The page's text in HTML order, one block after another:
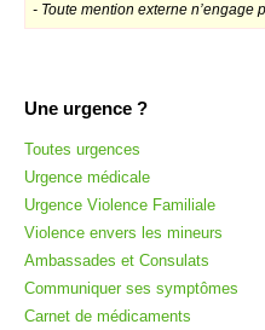
- Toute mention externe n’engage
Une urgence ?
Toutes urgences
Urgence médicale
Urgence Violence Familiale
Violence envers les mineurs
Ambassades et Consulats
Communiquer ses symptômes
Carnet de médicaments